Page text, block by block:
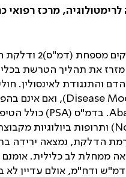
לרימטולוגיה, מרכז רפואי
את תהליך הטרשת בכלי
והתנגודת לאינסולין.
Disease), ואם אינם
. בדמ"ס (PSA) כולל
) ותרופות ביולוגיות
הדלקת, נמצאה ירידה
ממחלת לב כלילית. אומנם
ודח"מ, אולם עדיין לא